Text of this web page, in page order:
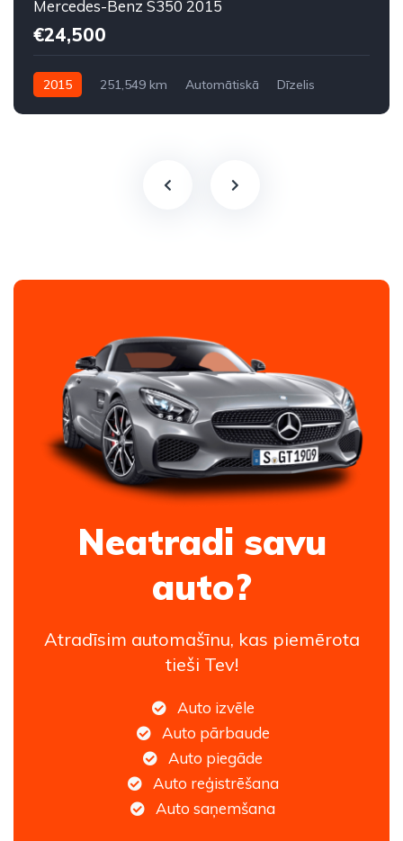
Mercedes-Benz S350 2015
€24,500
2015 251,549 km Automātiskā
Dīzelis
Neatradi savu
auto?
Atradīsim automašīnu, kas piemērota
tieši Tev!
Auto izvēle
Auto pārbaude
Auto piegāde
Auto reģistrēšana
Auto saņemšana